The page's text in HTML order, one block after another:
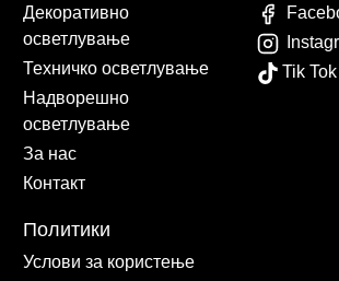
Декоративно
осветлување
Техничко осветлување
Надворешно
осветлување
За нас
Контакт
Политики
Услови за користење
Tik Tok